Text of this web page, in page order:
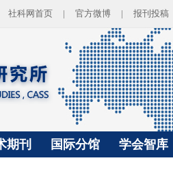
社科网首页 | 官方微博 | 报刊投稿
期刊 国际分馆 学会智库